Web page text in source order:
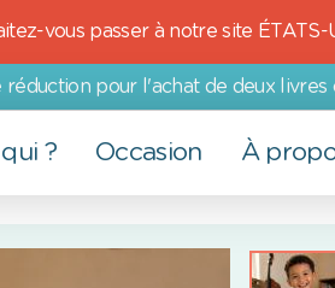
vous passer à notre site ÉTATS-
réduction pour l'achat de deux livres
? Occasion À